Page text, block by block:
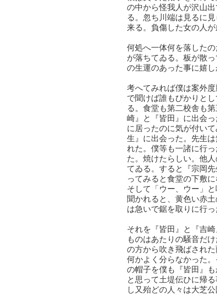
の中から怪我人が沢山
る。忽ち川端は見るに
来る。負傷した女の人
何処へ一体何を落した
が落ちてゐる。板が散
の生運のあった事に嬉
考へてみれば僕は案外
で聞けば誰もぴかりと
る。食堂も第二校舎も
崎』と『皆田』に出会
に居ったのに気が付い
生』に出会った。先生
れた。僕等も一諸に行
た。焼けたらしい。他
てゐる。すると『宗岡
ってみると食堂の下敷
そして「ウー、ウー」
聞かれると、黄色い赤
は急いで鋸を取りに行っ
それを『皆田』と『吉
ものはあたりの騒音だ
の方から吹き飛ばされ
何かよく分らなかった
の帽子を僕も『皆田』
と思って土堤伝ひに帰
し又殆どの人々は大芝